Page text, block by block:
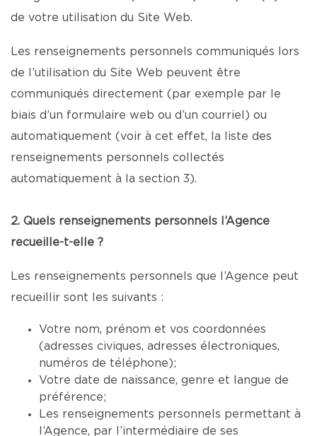
de votre utilisation du Site Web.
Les renseignements personnels communiqués lors
de l’utilisation du Site Web peuvent être
communiqués directement (par exemple par le
biais d’un formulaire web ou d’un courriel) ou
automatiquement (voir à cet effet, la liste des
renseignements personnels collectés
automatiquement à la section 3).
2. Quels renseignements personnels l’Agence
recueille-t-elle ?
Les renseignements personnels que l’Agence peut
recueillir sont les suivants :
Votre nom, prénom et vos coordonnées
(adresses civiques, adresses électroniques,
numéros de téléphone);
Votre date de naissance, genre et langue de
préférence;
Les renseignements personnels permettant à
l’Agence, par l’intermédiaire de ses